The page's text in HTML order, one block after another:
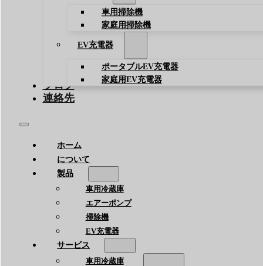
車用掃除機
家庭用掃除機
EV充電器
ポータブルEV充電器
家庭用EV充電器
ブログ
連絡先
ホーム
について
製品
車用冷蔵庫
エアーポンプ
掃除機
EV充電器
サービス
車用冷蔵庫